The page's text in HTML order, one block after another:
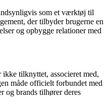
som et værktøj til
der tilbyder brugerne en
og opbygge relationer med
tilknyttet, associeret med,
måde officielt forbundet med
og brands tilhører deres